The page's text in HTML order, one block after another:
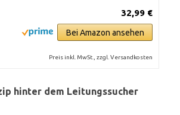
32,99 €
Bei Amazon ansehen
Preis inkl. MwSt., zzgl. Versandkosten
hinter dem Leitungssucher